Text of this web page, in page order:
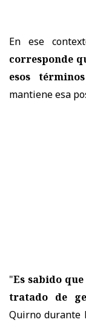
En ese
corresponde
esos
mantiene esa
"Es sabido
tratado de
Quirno durante